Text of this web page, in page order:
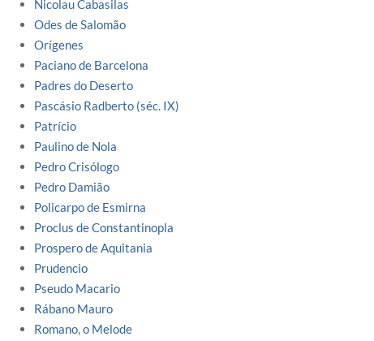
Nicolau Cabasilas
Odes de Salomão
Orígenes
Paciano de Barcelona
Padres do Deserto
Pascásio Radberto (séc. IX)
Patrício
Paulino de Nola
Pedro Crisólogo
Pedro Damião
Policarpo de Esmirna
Proclus de Constantinopla
Prospero de Aquitania
Prudencio
Pseudo Macario
Rábano Mauro
Romano, o Melode